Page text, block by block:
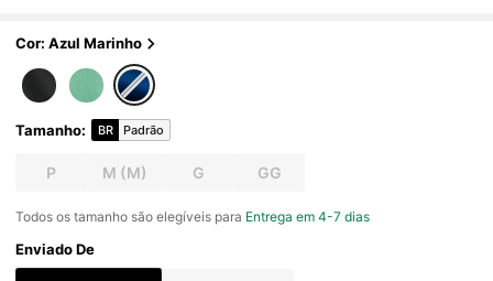
Cor: Azul Marinho
Tamanho: BR Padrão
P M (M) G GG
Todos os tamanho são elegíveis para Entrega em 4-7 dias
Enviado De